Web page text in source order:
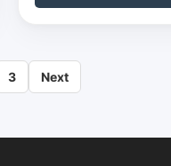
3 Next